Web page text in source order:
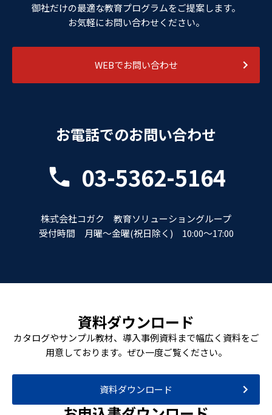
御社だけの最適な教育プログラムをご提案します。
お気軽にお問い合わせください。
WEBでお問い合わせ
お電話でのお問い合わせ
03-5362-5164
株式会社コガク 教育ソリューショングループ
受付時間 月曜～金曜(祝日除く) 10:00～17:00
資料ダウンロード
カタログやサンプル教材、導入事例資料まで幅広く資料をご
用意しております。ぜひ一度ご覧ください。
資料ダウンロード